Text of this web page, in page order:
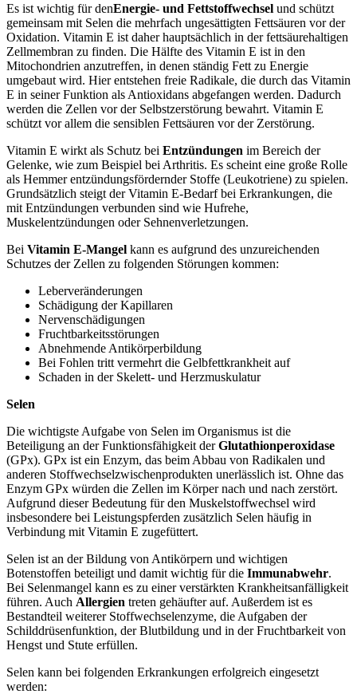
Es ist wichtig für denEnergie- und Fettstoffwechsel und schützt
gemeinsam mit Selen die mehrfach ungesättigten Fettsäuren vor der
Oxidation. Vitamin E ist daher hauptsächlich in der fettsäurehaltigen
Zellmembran zu finden. Die Hälfte des Vitamin E ist in den
Mitochondrien anzutreffen, in denen ständig Fett zu Energie
umgebaut wird. Hier entstehen freie Radikale, die durch das Vitamin
E in seiner Funktion als Antioxidans abgefangen werden. Dadurch
werden die Zellen vor der Selbstzerstörung bewahrt. Vitamin E
schützt vor allem die sensiblen Fettsäuren vor der Zerstörung.
Vitamin E wirkt als Schutz bei Entzündungen im Bereich der
Gelenke, wie zum Beispiel bei Arthritis. Es scheint eine große Rolle
als Hemmer entzündungsfördernder Stoffe (Leukotriene) zu spielen.
Grundsätzlich steigt der Vitamin E-Bedarf bei Erkrankungen, die
mit Entzündungen verbunden sind wie Hufrehe,
Muskelentzündungen oder Sehnenverletzungen.
Bei Vitamin E-Mangel kann es aufgrund des unzureichenden
Schutzes der Zellen zu folgenden Störungen kommen:
Leberveränderungen
Schädigung der Kapillaren
Nervenschädigungen
Fruchtbarkeitsstörungen
Abnehmende Antikörperbildung
Bei Fohlen tritt vermehrt die Gelbfettkrankheit auf
Schaden in der Skelett- und Herzmuskulatur
Selen
Die wichtigste Aufgabe von Selen im Organismus ist die
Beteiligung an der Funktionsfähigkeit derGlutathionperoxidase
(GPx). GPx ist ein Enzym, das beim Abbau von Radikalen und
anderen Stoffwechselzwischenprodukten unerlässlich ist. Ohne das
Enzym GPx würden die Zellen im Körper nach und nach zerstört.
Aufgrund dieser Bedeutung für den Muskelstoffwechsel wird
insbesondere bei Leistungspferden zusätzlich Selen häufig in
Verbindung mit Vitamin E zugefüttert.
Selen ist an der Bildung von Antikörpern und wichtigen
Botenstoffen beteiligt und damit wichtig für die Immunabwehr.
Bei Selenmangel kann es zu einer verstärkten Krankheitsanfälligkeit
führen. Auch Allergien treten gehäufter auf. Außerdem ist es
Bestandteil weiterer Stoffwechselenzyme, die Aufgaben der
Schilddrüsenfunktion, der Blutbildung und in der Fruchtbarkeit von
Hengst und Stute erfüllen.
Selen kann bei folgenden Erkrankungen erfolgreich eingesetzt
werden: